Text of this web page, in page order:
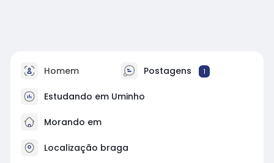
Homem Postagens 1
Estudando em Uminho
Morando em
Localização braga